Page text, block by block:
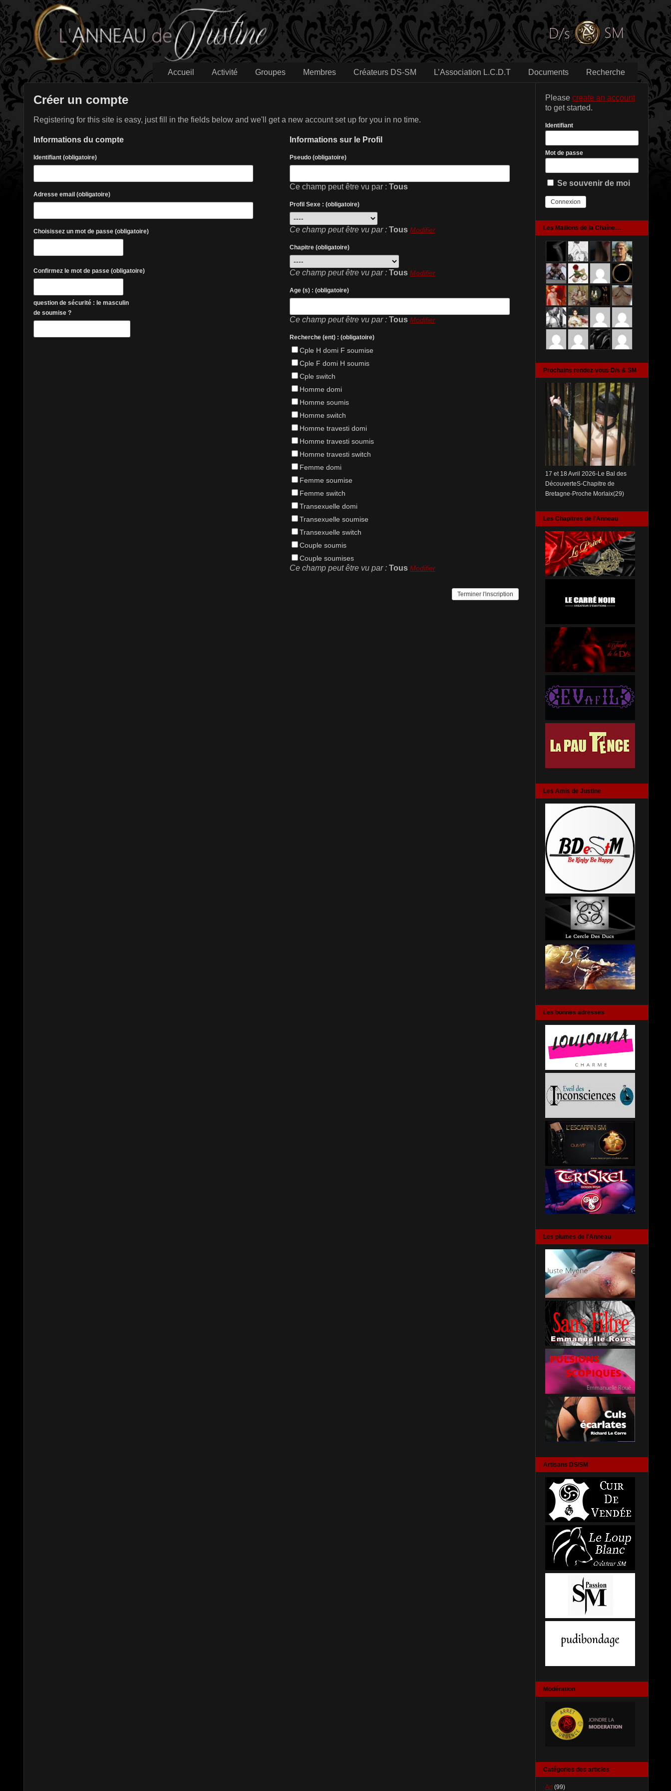
Accueil Activité Groupes Membres Créateurs DS-SM L’Association L.C.D.T Documents Recherche
Créer un compte
Registering for this site is easy, just fill in the fields below and we'll get a new account set up for you in no time.
Informations du compte
Identifiant (obligatoire)
Adresse email (obligatoire)
Choisissez un mot de passe (obligatoire)
Confirmez le mot de passe (obligatoire)
Informations sur le Profil
Pseudo (obligatoire)
Ce champ peut être vu par :Tous
Profil Sexe : (obligatoire)
Ce champ peut être vu par :Tous Modifier
Chapitre (obligatoire)
Ce champ peut être vu par :Tous Modifier
Age (s) : (obligatoire)
Ce champ peut être vu par :Tous Modifier
Recherche (ent) : (obligatoire)
Cple H domi F soumise
Cple F domi H soumis
Cple switch
Homme domi
Homme soumis
Homme switch
Homme travesti domi
Homme travesti soumis
Homme travesti switch
Femme domi
Femme soumise
Femme switch
Transexuelle domi
Transexuelle soumise
Transexuelle switch
Couple soumis
Couple soumises
Ce champ peut être vu par :Tous Modifier
question de sécurité : le masculin
de soumise ?
Please create an account
to get started.
Identifiant
Mot de passe
Se souvenir de moi
Les Maillons de la Chaîne…
Prochains rendez-vous D/s & SM
17 et 18 Avril 2026-Le Bal des
DécouverteS-Chapitre de
Bretagne-Proche Morlaix(29)
Les Chapitres de l'Anneau
Les Amis de Justine
Les bonnes adresses
Les plumes de l'Anneau
Artisans DS/SM
Modération
Catégories des articles
Art(99)